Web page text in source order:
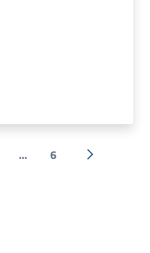
... 6 Successiva